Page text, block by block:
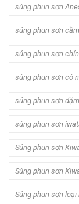
súng phun sơn
súng phun sơn
súng phun sơn
súng phun sơn có
súng phun sơn
súng phun sơn
Súng phun sơn
Súng phun sơn
Súng phun sơn loại